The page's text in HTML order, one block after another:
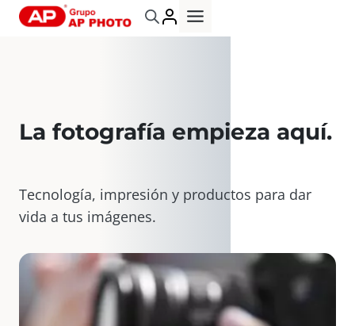
Saltar
La fotografía empieza aquí.
Tecnología, impresión y productos para dar
vida a tus imágenes.